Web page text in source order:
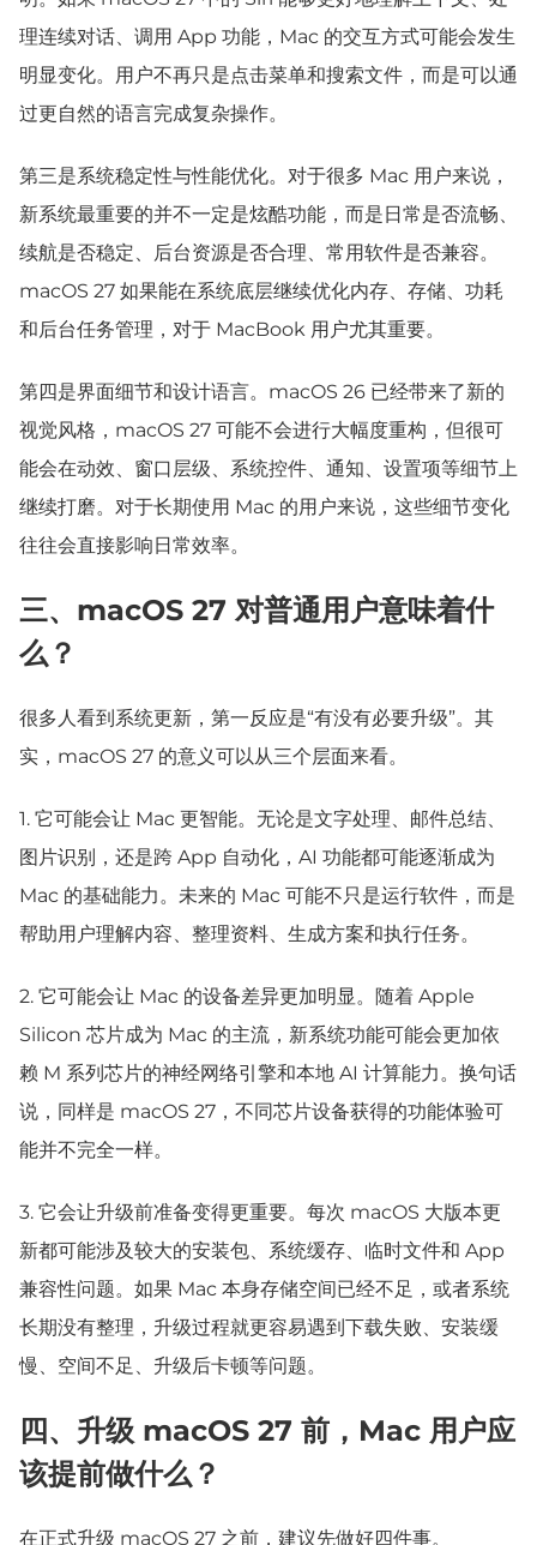
理连续对话、调用 App 功能，Mac 的交互方式可能会发生
明显变化。用户不再只是点击菜单和搜索文件，而是可以通
过更自然的语言完成复杂操作。
第三是系统稳定性与性能优化。对于很多 Mac 用户来说，
新系统最重要的并不一定是炫酷功能，而是日常是否流畅、
续航是否稳定、后台资源是否合理、常用软件是否兼容。
macOS 27 如果能在系统底层继续优化内存、存储、功耗
和后台任务管理，对于 MacBook 用户尤其重要。
第四是界面细节和设计语言。macOS 26 已经带来了新的
视觉风格，macOS 27 可能不会进行大幅度重构，但很可
能会在动效、窗口层级、系统控件、通知、设置项等细节上
继续打磨。对于长期使用 Mac 的用户来说，这些细节变化
往往会直接影响日常效率。
三、macOS 27 对普通用户意味着什
么？
很多人看到系统更新，第一反应是“有没有必要升级”。其
实，macOS 27 的意义可以从三个层面来看。
1. 它可能会让 Mac 更智能。无论是文字处理、邮件总结、
图片识别，还是跨 App 自动化，AI 功能都可能逐渐成为
Mac 的基础能力。未来的 Mac 可能不只是运行软件，而是
帮助用户理解内容、整理资料、生成方案和执行任务。
2. 它可能会让 Mac 的设备差异更加明显。随着 Apple
Silicon 芯片成为 Mac 的主流，新系统功能可能会更加依
赖 M 系列芯片的神经网络引擎和本地 AI 计算能力。换句话
说，同样是 macOS 27，不同芯片设备获得的功能体验可
能并不完全一样。
3. 它会让升级前准备变得更重要。每次 macOS 大版本更
新都可能涉及较大的安装包、系统缓存、临时文件和 App
兼容性问题。如果 Mac 本身存储空间已经不足，或者系统
长期没有整理，升级过程就更容易遇到下载失败、安装缓
慢、空间不足、升级后卡顿等问题。
四、升级 macOS 27 前，Mac 用户应
该提前做什么？
在正式升级 macOS 27 之前，建议先做好四件事。